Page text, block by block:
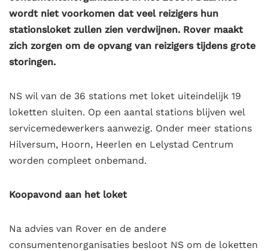
wordt niet voorkomen dat veel reizigers hun
stationsloket zullen zien verdwijnen. Rover maakt
zich zorgen om de opvang van reizigers tijdens grote
storingen.
NS wil van de 36 stations met loket uiteindelijk 19
loketten sluiten. Op een aantal stations blijven wel
servicemedewerkers aanwezig. Onder meer stations
Hilversum, Hoorn, Heerlen en Lelystad Centrum
worden compleet onbemand.
Koopavond aan het loket
Na advies van Rover en de andere
consumentenorganisaties besloot NS om de loketten